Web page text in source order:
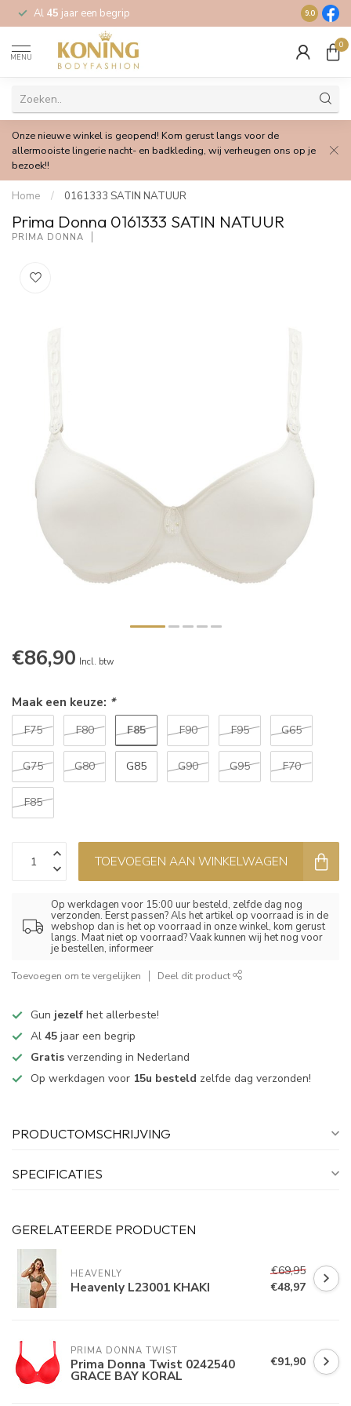
Al 45 jaar een begrip Gratis
9.0
MENU
0
Onze nieuwe winkel is geopend! Kom gerust langs voor de
allermooiste lingerie nacht- en badkleding, wij verheugen ons op je
bezoek!!
Home / 0161333 SATIN NATUUR
Prima Donna 0161333 SATIN NATUUR
PRIMA DONNA
€86,90 Incl. btw
Maak een keuze: *
F75 F80 F85 F90 F95 G65
G75 G80 G85 G90 G95 F70
F85
TOEVOEGEN AAN WINKELWAGEN
Op werkdagen voor 15:00 uur besteld, zelfde dag nog
verzonden. Eerst passen? Als het artikel op voorraad is in de
webshop dan is het op voorraad in onze winkel, kom gerust
langs. Maat niet op voorraad? Vaak kunnen wij het nog voor
je bestellen, informeer
Toevoegen om te vergelijken Deel dit product
Gun jezelf het allerbeste!
Al 45 jaar een begrip
Gratis verzending in Nederland
Op werkdagen voor 15u besteld zelfde dag verzonden!
PRODUCTOMSCHRIJVING
SPECIFICATIES
GERELATEERDE PRODUCTEN
HEAVENLY
Heavenly L23001 KHAKI
€69,95
€48,97
PRIMA DONNA TWIST
Prima Donna Twist 0242540
GRACE BAY KORAL
€91,90